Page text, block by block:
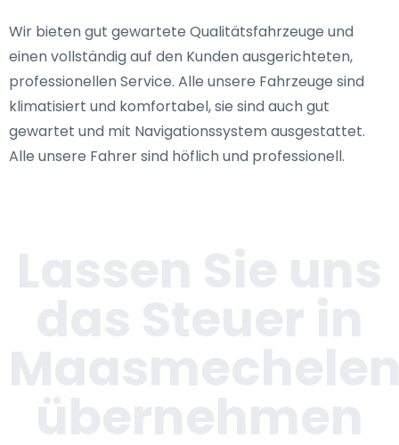
Wir bieten gut gewartete Qualitätsfahrzeuge und
einen vollständig auf den Kunden ausgerichteten,
professionellen Service. Alle unsere Fahrzeuge sind
klimatisiert und komfortabel, sie sind auch gut
gewartet und mit Navigationssystem ausgestattet.
Alle unsere Fahrer sind höflich und professionell.